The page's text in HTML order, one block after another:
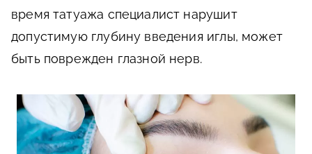
время татуажа специалист нарушит
допустимую глубину введения иглы, может
быть поврежден глазной нерв.